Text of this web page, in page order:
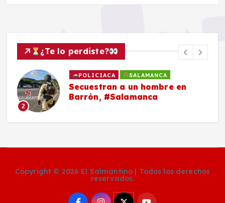
¿Te lo perdiste?
2
POLICIACA SALAMANCA
Secuestran a un hombre en
Barrón, #Salamanca
Copyright © 2026 El Salmantino | Todos los derechos
reservados.